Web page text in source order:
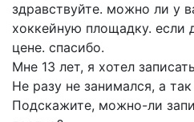
здравствуйте. можно ли у
хоккейную площадку. если
цене. спасибо.
Мне 13 лет, я хотел
Не разу не занимался, а
Подскажите, можно-ли